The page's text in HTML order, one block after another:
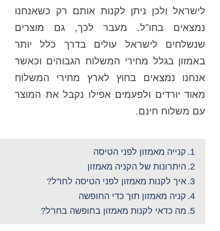
לישראל ולכן ניתן לקנות אותם רק כשאנחנו
נמצאים בחו"ל. מעבר לכך, גם מוצרים
שנשלחים לישראל עולים בדרך כלל יותר
באמזון בגלל מחירי המשלוח הגבוהים וכאשר
אנחנו נמצאים בחוץ לארץ מחירי המשלוח
מאוד יורדים ולפעמים אפילו נקבל את המוצר
עם משלוח חינם.
קנייה מאמזון לפני הטיסה
היתרונות של הקניה מאמזון
איך לקנות מאמזון לפני הטיסה לחו"ל?
קניה מאמזון תוך כדי החופשה
מה כדאי לקנות מאמזון בחופשה בחו"ל?